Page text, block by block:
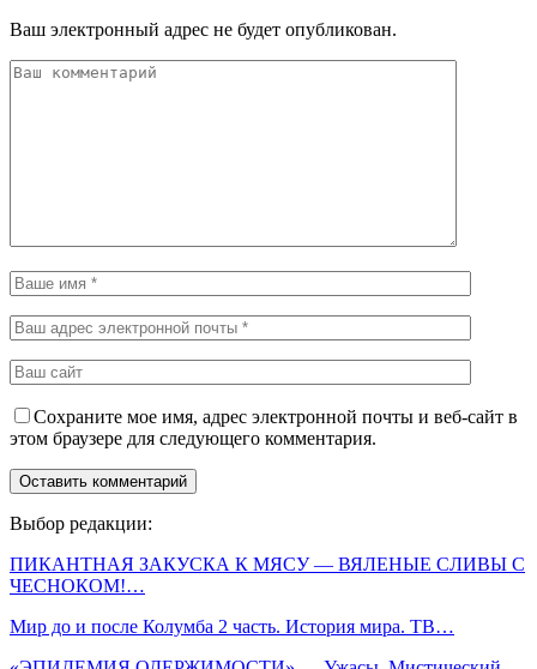
Ваш электронный адрес не будет опубликован.
Сохраните мое имя, адрес электронной почты и веб-сайт в
этом браузере для следующего комментария.
Выбор редакции:
ПИКАНТНАЯ ЗАКУСКА К МЯСУ — ВЯЛЕНЫЕ СЛИВЫ С
ЧЕСНОКОМ!…
Мир до и после Колумба 2 часть. История мира. ТВ…